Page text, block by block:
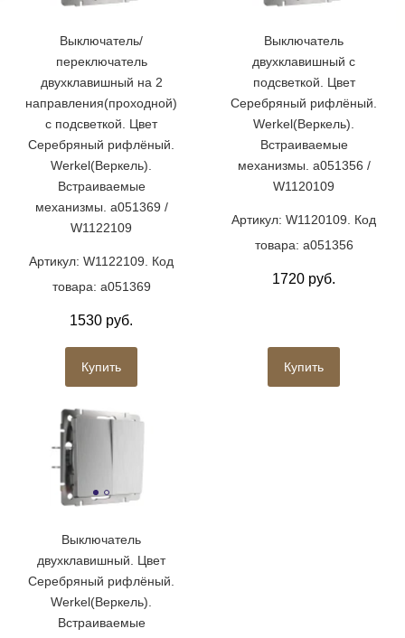
Выключатель/
переключатель
двухклавишный на 2
направления(проходной)
с подсветкой. Цвет
Серебряный рифлёный.
Werkel(Веркель).
Встраиваемые
механизмы. a051369 /
W1122109
Артикул: W1122109. Код
товара: a051369
1530 руб.
Купить
Выключатель
двухклавишный с
подсветкой. Цвет
Серебряный рифлёный.
Werkel(Веркель).
Встраиваемые
механизмы. a051356 /
W1120109
Артикул: W1120109. Код
товара: a051356
1720 руб.
Купить
Выключатель
двухклавишный. Цвет
Серебряный рифлёный.
Werkel(Веркель).
Встраиваемые